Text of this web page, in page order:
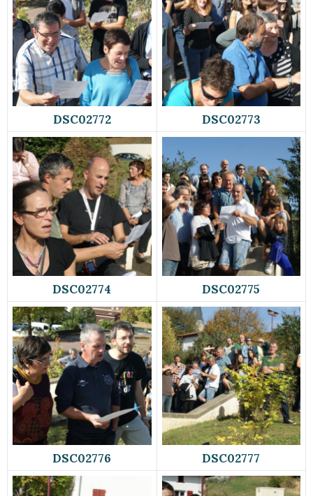
DSC02772 DSC02773
DSC02774 DSC02775
DSC02776 DSC02777